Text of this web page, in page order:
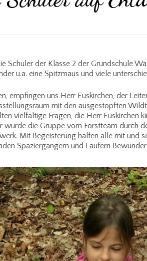
Schüler der Klasse 2 der Grundschule
u.a. eine Spitzmaus und viele
empfingen uns Herr Euskirchen, der
mit den ausgestopften
vielfältige Fragen, die Herr Euskirchen
wurde die Gruppe vom Forstteam durch
Mit Begeisterung halfen alle mit und
Spaziergängern und Läufern